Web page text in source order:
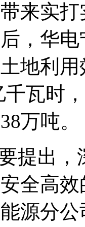
来实
，华
地利
瓦时
万吨。
提出
全高
源分